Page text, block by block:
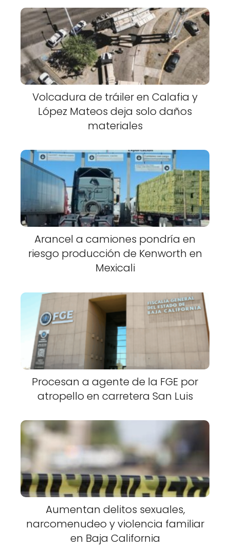
Volcadura de tráiler en Calafia y
López Mateos deja solo daños
materiales
Arancel a camiones pondría en
riesgo producción de Kenworth en
Mexicali
Procesan a agente de la FGE por
atropello en carretera San Luis
Aumentan delitos sexuales,
narcomenudeo y violencia familiar
en Baja California